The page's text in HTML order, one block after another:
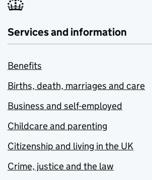
Services and information
Benefits
Births, death, marriages and care
Business and self-employed
Childcare and parenting
Citizenship and living in the UK
Crime, justice and the law